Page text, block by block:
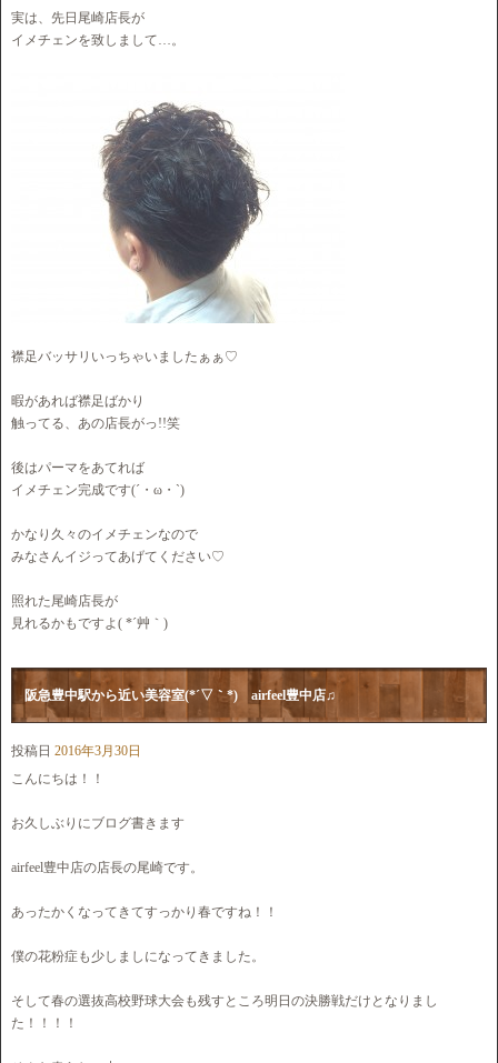
実は、先日尾崎店長が
イメチェンを致しまして…。
襟足バッサリいっちゃいましたぁぁ♡
暇があれば襟足ばかり
触ってる、あの店長がっ!!笑
後はパーマをあてれば
イメチェン完成です(´・ω・`)
かなり久々のイメチェンなので
みなさんイジってあげてください♡
照れた尾崎店長が
見れるかもですよ( *´艸｀)
阪急豊中駅から近い美容室(*´▽｀*) airfeel豊中店♫
投稿日 2016年3月30日
こんにちは！！
お久しぶりにブログ書きます
airfeel豊中店の店長の尾崎です。
あったかくなってきてすっかり春ですね！！
僕の花粉症も少しましになってきました。
そして春の選抜高校野球大会も残すところ明日の決勝戦だけとなりまし
た！！！！